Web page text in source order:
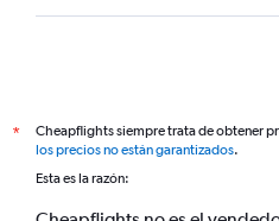
*
Cheapflights siempre trata de obtener
los precios no están garantizados.
Esta es la razón: